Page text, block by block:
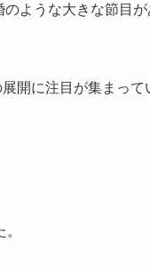
ような大きな節目
開に注目が集まって